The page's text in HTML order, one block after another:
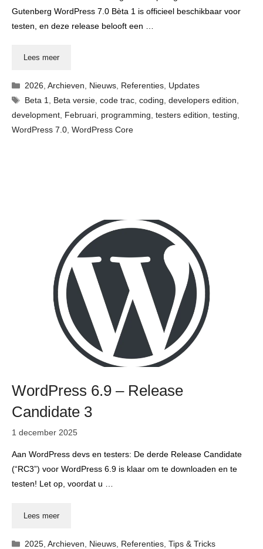
Gutenberg WordPress 7.0 Bèta 1 is officieel beschikbaar voor
testen, en deze release belooft een …
Lees meer
Categorieën
2026,Archieven, Nieuws, Referenties, Updates
Tags
Beta 1, Beta versie,code trac,coding,developers edition,
development, Februari, programming, testers edition, testing,
WordPress 7.0, WordPress Core
WordPress 6.9 – Release
Candidate 3
1 december 2025
Aan WordPress devs en testers: De derde Release Candidate
(“RC3”) voor WordPress 6.9 is klaar om te downloaden en te
testen! Let op, voordat u …
Lees meer
Categorieën
2025 ,Archieven Nieuws Referenties ,Tips & Tricks